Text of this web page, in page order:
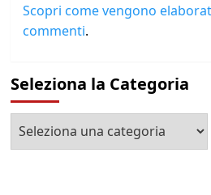
Scopri come vengono
commenti.
Seleziona la Categoria
Seleziona